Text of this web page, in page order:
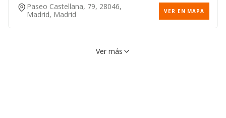
Paseo Castellana, 79, 28046,
Madrid, Madrid
VER EN MAPA
Calle Aviador Zorita, 51,
Ver más